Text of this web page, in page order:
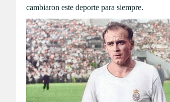
cambiaron este deporte para siempre.